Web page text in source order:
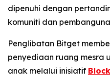
dipenuhi dengan
komuniti dan
Penglibatan Bitget
penyediaan ruang mesra
anak melalui inisiatif